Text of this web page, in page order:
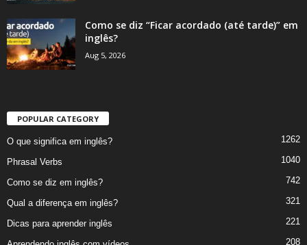
Como se diz “Ficar acordado (até tarde)” em
inglês?
Aug 5, 2026
POPULAR CATEGORY
O que significa em inglês? 1262
Phrasal Verbs 1040
Como se diz em inglês? 742
Qual a diferença em inglês? 321
Dicas para aprender inglês 221
208